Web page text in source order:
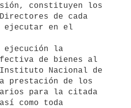
constituyen los
de cada
ejecutar en el
ejecución la
de bienes al
Nacional de
prestación de los
para la citada
como toda